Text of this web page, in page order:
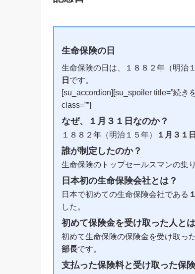
生命保険の日
生命保険の日は、１８８２年（明治
日 です。
[su_accordion][su_spoiler title=”続き
class=””]
なぜ、１月３１日なのか？
１８８２年（明治１５年） １月３１日
誰が制定したのか？
生命保険のトップセールスマンの集
日本初の生命保険会社とは？
日本で初めての生命保険会社である
した。
初めて保険金を受け取った人と
初めて生命保険の保険金を受け取っ
部長です。
支払った保険料と受け取った保